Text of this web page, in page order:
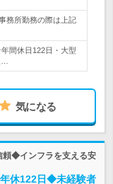
務所勤務の際は上記
間休日122日・大型
気になる
頼◆インフラを支える安
休122日◆未経験者